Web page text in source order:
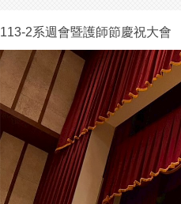
113-2系週會暨護師節慶祝大會